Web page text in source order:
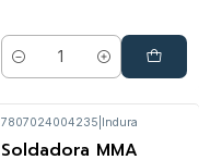
Cantidad
7807024004235 Indura
Soldadora MMA